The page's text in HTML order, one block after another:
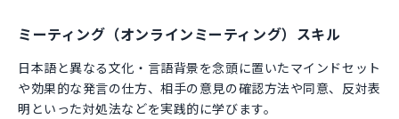
ミーティング（オンラインミーティング）スキル
日本語と異なる文化・言語背景を念頭に置いたマインドセット
や効果的な発言の仕方、相手の意見の確認方法や同意、反対表
明といった対処法などを実践的に学びます。